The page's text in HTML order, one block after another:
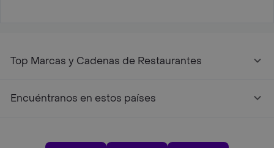
Top Marcas y Cadenas de Restaurantes
Encuéntranos en estos países